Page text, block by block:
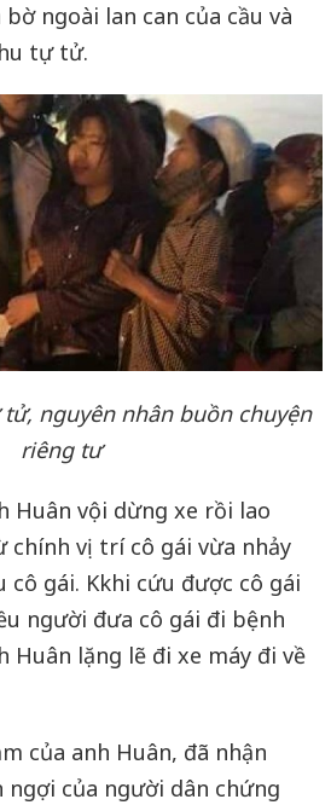
ngoài lan can của cầu và
tự tử.
nguyên nhân buồn chuyện
riêng tư
Huân vội dừng xe rồi lao
chính vị trí cô gái vừa nhảy
cô gái. Kkhi cứu được cô gái
người đưa cô gái đi bệnh
Huân lặng lẽ đi xe máy đi về
của anh Huân, đã nhận
của người dân chứng